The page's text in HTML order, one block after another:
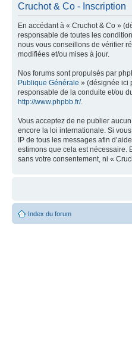
Cruchot & Co - Inscription
En accédant à « Cruchot & Co »
responsable de toutes les
nous vous conseillons de vérifier
modifiées et/ou mises à jour.
Nos forums sont propulsés par
Publique Générale » (désignée ici
responsable de la conduite et/ou
http://www.phpbb.fr/.
Vous acceptez de ne publier
encore la loi internationale. Si
IP de tous les messages afin
estimons que cela est nécessaire.
sans votre consentement, ni «
Index du forum